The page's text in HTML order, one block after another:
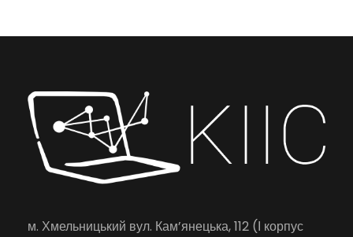
м. Хмельницький вул. Кам’янецька, 112 (І корпус